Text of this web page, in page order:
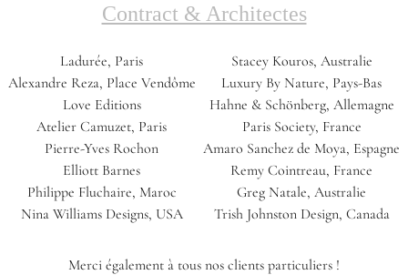
Contract & Architectes
Ladurée, Paris
Alexandre Reza, Place Vendôme
Love Editions
Atelier Camuzet, Paris
Pierre-Yves Rochon
Elliott Barnes
Philippe Fluchaire, Maroc
Nina Williams Designs, USA
Stacey Kouros, Australie
Luxury By Nature, Pays-Bas
Hahne & Schönberg, Allemagne
Paris Society, France
Amaro Sanchez de Moya, Espagne
Remy Cointreau, France
Greg Natale, Australie
Trish Johnston Design, Canada
Merci également à tous nos clients particuliers !